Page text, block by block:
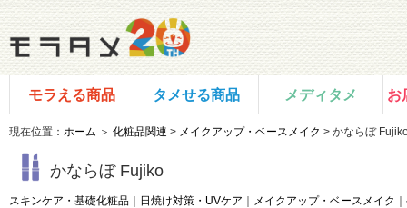
モラえる商品 タメせる商品 メディタメ お
現在位置： ホーム ＞ 化粧品関連 > メイクアップ・ベースメイク > かならぼ
かならぼ Fujiko
スキンケア・基礎化粧品 ｜ 日焼け対策・UVケア ｜ メイクアップ・ベースメイク ｜